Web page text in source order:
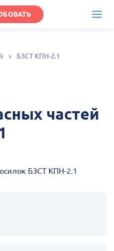
БЗСТ КПН-2.1
частей
БЗСТ КПН-2.1